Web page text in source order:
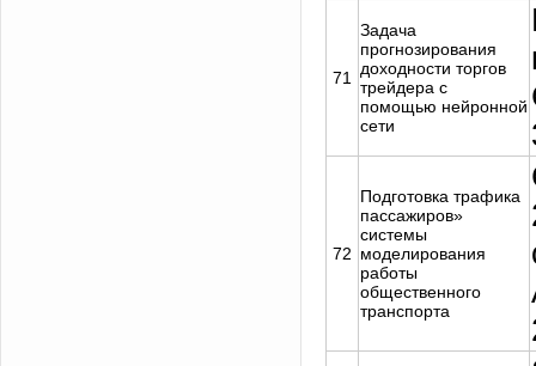
71
Задача
прогнозирования
доходности торгов
трейдера с
помощью нейронной
сети
72
Подготовка трафика
пассажиров»
системы
моделирования
работы
общественного
транспорта